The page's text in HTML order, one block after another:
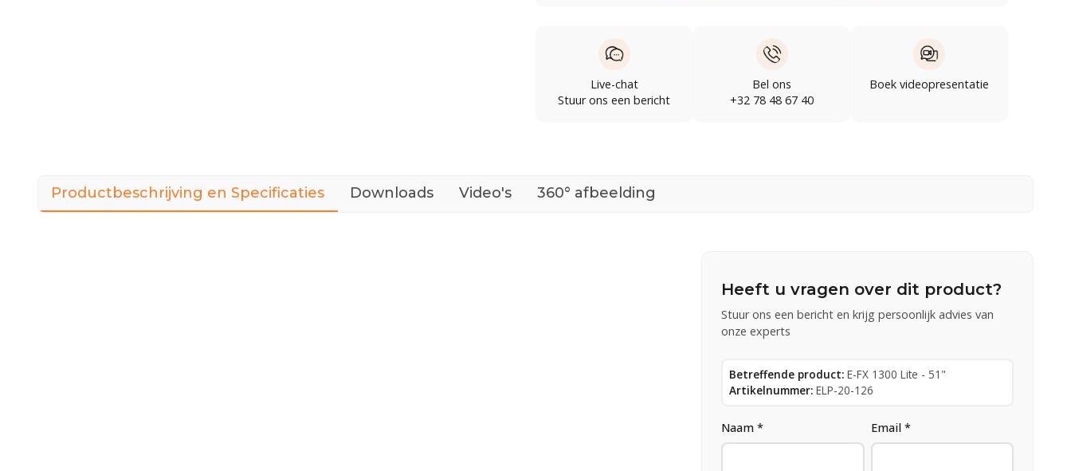
Live-chat
Stuur ons een bericht
Bel ons
+32 78 48 67 40
Boek videopresentatie
Productbeschrijving en Specificaties Downloads Video's 360° afbeelding
Heeft u vragen over dit product?
Stuur ons een bericht en krijg persoonlijk advies van
onze experts
Betreffende product: E-FX 1300 Lite - 51"
Artikelnummer: ELP-20-126
Naam * Email *